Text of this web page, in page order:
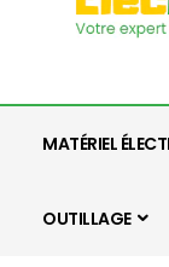
MATÉRIEL
OUTILLAGE